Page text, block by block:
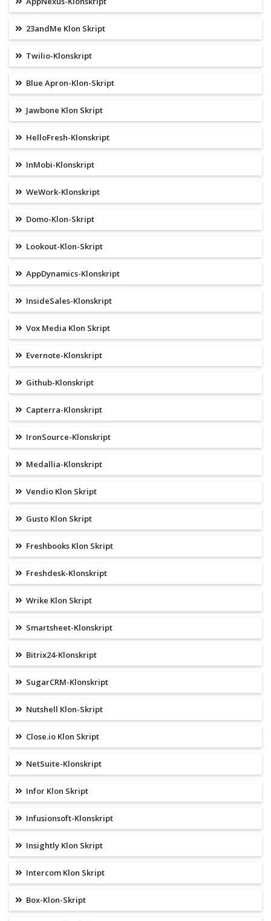
23andMe Klon Skript
Twilio-Klonskript
Blue Apron-Klon-Skript
Jawbone Klon Skript
HelloFresh-Klonskript
InMobi-Klonskript
WeWork-Klonskript
Domo-Klon-Skript
Lookout-Klon-Skript
AppDynamics-Klonskript
InsideSales-Klonskript
Vox Media Klon Skript
Evernote-Klonskript
Github-Klonskript
Capterra-Klonskript
IronSource-Klonskript
Medallia-Klonskript
Vendio Klon Skript
Gusto Klon Skript
Freshbooks Klon Skript
Freshdesk-Klonskript
Wrike Klon Skript
Smartsheet-Klonskript
Bitrix24-Klonskript
SugarCRM-Klonskript
Nutshell Klon-Skript
Close.io Klon Skript
NetSuite-Klonskript
Infor Klon Skript
Infusionsoft-Klonskript
Insightly Klon Skript
Intercom Klon Skript
Box-Klon-Skript